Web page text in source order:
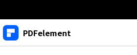
製品 PDFelement